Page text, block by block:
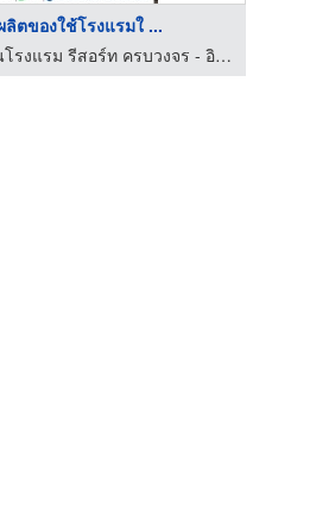
ลิตของใช้โรงแรมใ ...
ผลิตของใช้ในโรงแรม รีสอร์ท ครบวงจร - อินเตอร์ไลฟ์ ออนคลิก